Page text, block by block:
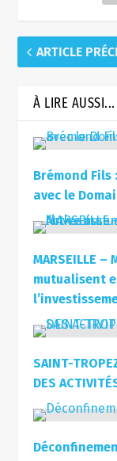
ARTICLE
À LIRE AUSSI...
Brémond Fils
avec le
MARSEILLE
mutualisent
SAINT-
DES